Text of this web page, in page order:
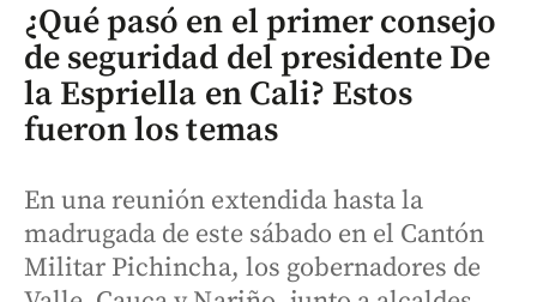
¿Qué pasó en el primer consejo
de seguridad del presidente De
la Espriella en Cali? Estos
fueron los temas
En una reunión extendida hasta la
madrugada de este sábado en el Cantón
Militar Pichincha, los gobernadores de